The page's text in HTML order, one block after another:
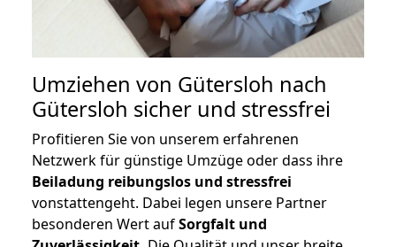
Umziehen von Gütersloh nach
Gütersloh sicher und stressfrei
Profitieren Sie von unserem erfahrenen
Netzwerk für günstige Umzüge oder dass ihre
Beiladung reibungslos und stressfrei
vonstattengeht. Dabei legen unsere Partner
besonderen Wert aufSorgfalt und